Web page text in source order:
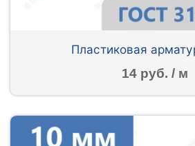
Пластиковая
14 руб. / м